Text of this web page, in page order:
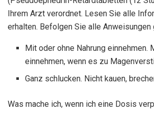
Ihrem Arzt verordnet. Lesen Sie alle
erhalten. Befolgen Sie alle Anweisungen
Mit oder ohne Nahrung einnehmen.
einnehmen, wenn es zu
Ganz schlucken. Nicht kauen,
Was mache ich, wenn ich eine Dosis